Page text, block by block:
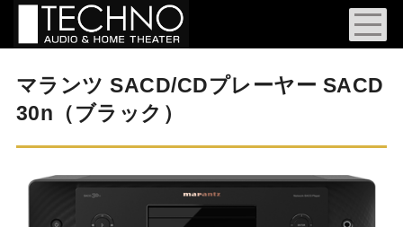
マランツ SACD/CDプレーヤー SACD
30n（ブラック）